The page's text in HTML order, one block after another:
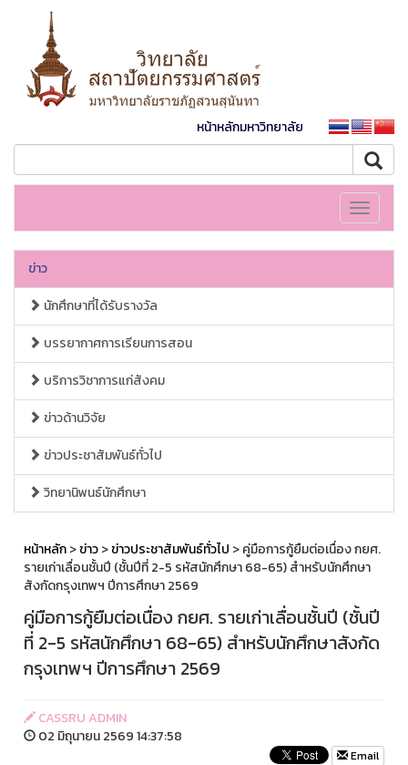
หน้าหลักมหาวิทยาลัย
Toggle
ข่าว
นักศึกษาที่ได้รับรางวัล
บรรยากาศการเรียนการสอน
บริการวิชาการแก่สังคม
ข่าวด้านวิจัย
ข่าวประชาสัมพันธ์ทั่วไป
วิทยานิพนธ์นักศึกษา
หน้าหลัก>ข่าว>ข่าวประชาสัมพันธ์ทั่วไป > คู่มือการกู้ยืมต่อเนื่อง กยศ.
รายเก่าเลื่อนชั้นปี (ชั้นปีที่ 2-5 รหัสนักศึกษา 68-65) สำหรับนักศึกษา
สังกัดกรุงเทพฯ ปีการศึกษา 2569
คู่มือการกู้ยืมต่อเนื่อง กยศ. รายเก่าเลื่อนชั้นปี (ชั้นปี
ที่ 2-5 รหัสนักศึกษา 68-65) สำหรับนักศึกษาสังกัด
กรุงเทพฯ ปีการศึกษา 2569
CASSRU ADMIN
02 มิถุนายน 2569 14:37:58
Email